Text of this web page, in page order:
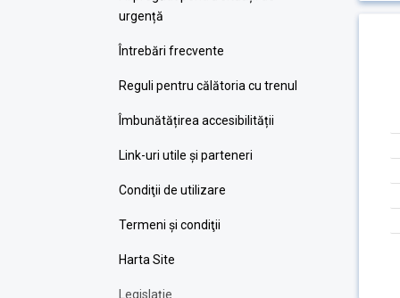
urgență
Întrebări frecvente
Reguli pentru călătoria cu trenul
Îmbunătățirea accesibilității
Link-uri utile şi parteneri
Condiţii de utilizare
Termeni şi condiţii
Harta Site
Legislaţie